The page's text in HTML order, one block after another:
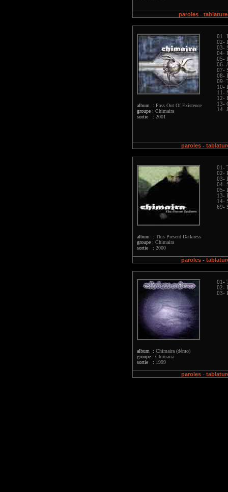
paroles -
album : Pass Out Of Existence
groupe : Chimaira
sortie : 2001
01-
02-
03-
04-
05-
06-
07-
08-
09-
10-
11-
12-
13-
14-
paroles -
album : This Present Darkness
groupe : Chimaira
sortie : 2000
01-
02-
03-
04-
05-
13-
14-
69-
paroles -
album : Chimaira (démo)
groupe : Chimaira
sortie : 1999
01-
02-
03-
paroles -